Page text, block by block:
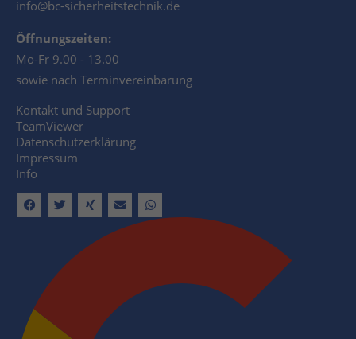
info@bc-sicherheitstechnik.de
Öffnungszeiten:
Mo-Fr 9.00 - 13.00
sowie nach Terminvereinbarung
Kontakt und Support
TeamViewer
Datenschutzerklärung
Impressum
Info